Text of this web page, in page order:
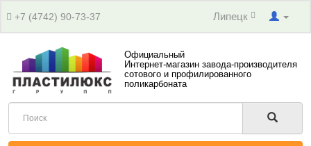
+7 (4742) 90-73-37 Липецк
Официальный
Интернет-магазин завода-производителя
сотового и профилированного
поликарбоната